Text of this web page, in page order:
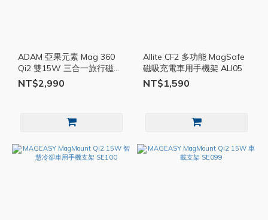
ADAM 亞果元素 Mag 360
Qi2 雙15W 三合一旅行磁吸
無線充電座 AD81
NT$2,990
Allite CF2 多功能 MagSafe
磁吸充電車用手機架 ALI05
NT$1,590